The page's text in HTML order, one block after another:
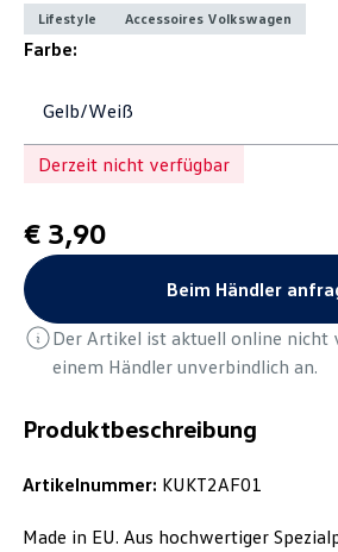
Produktbeschreibung
Artikelnummer: KUKT2AF01
Made in EU. Aus hochwertiger
Lifestyle Accessoires Volkswagen
Farbe:
Gelb/Weiß
Derzeit nicht verfügbar
€ 3,90
Beim Händler
Der Artikel ist aktuell online nicht
einem Händler unverbindlich an.